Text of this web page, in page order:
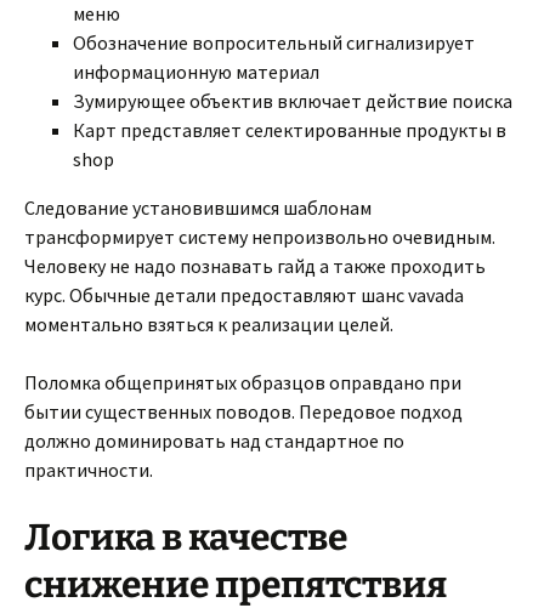
меню
Обозначение вопросительный сигнализирует
информационную материал
Зумирующее объектив включает действие поиска
Карт представляет селектированные продукты в
shop
Следование установившимся шаблонам
трансформирует систему непроизвольно очевидным.
Человеку не надо познавать гайд а также проходить
курс. Обычные детали предоставляют шанс vavada
моментально взяться к реализации целей.
Поломка общепринятых образцов оправдано при
бытии существенных поводов. Передовое подход
должно доминировать над стандартное по
практичности.
Логика в качестве
снижение препятствия